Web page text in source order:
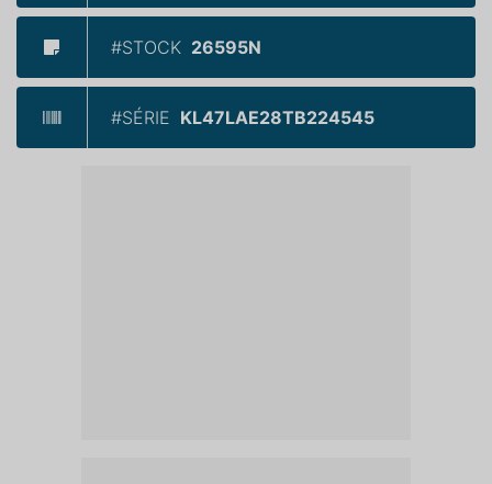
#STOCK 26595N
#SÉRIE KL47LAE28TB224545